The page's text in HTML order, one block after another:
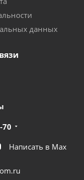
данных
70
Написать в Мах